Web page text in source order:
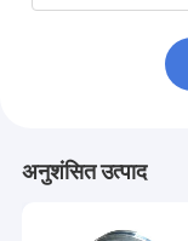
अनुशंसित उत्पाद